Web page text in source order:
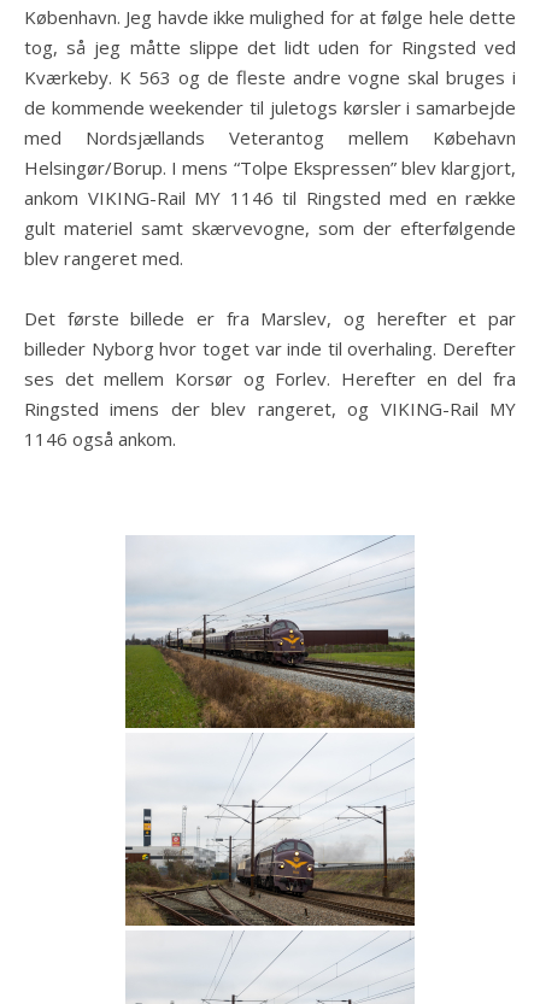
København. Jeg havde ikke mulighed for at følge hele dette
tog, så jeg måtte slippe det lidt uden for Ringsted ved
Kværkeby. K 563 og de fleste andre vogne skal bruges i
de kommende weekender til juletogs kørsler i samarbejde
med Nordsjællands Veterantog mellem Købehavn
Helsingør/Borup. I mens “Tolpe Ekspressen” blev klargjort,
ankom VIKING-Rail MY 1146 til Ringsted med en række
gult materiel samt skærvevogne, som der efterfølgende
blev rangeret med.
Det første billede er fra Marslev, og herefter et par
billeder Nyborg hvor toget var inde til overhaling. Derefter
ses det mellem Korsør og Forlev. Herefter en del fra
Ringsted imens der blev rangeret, og VIKING-Rail MY
1146 også ankom.